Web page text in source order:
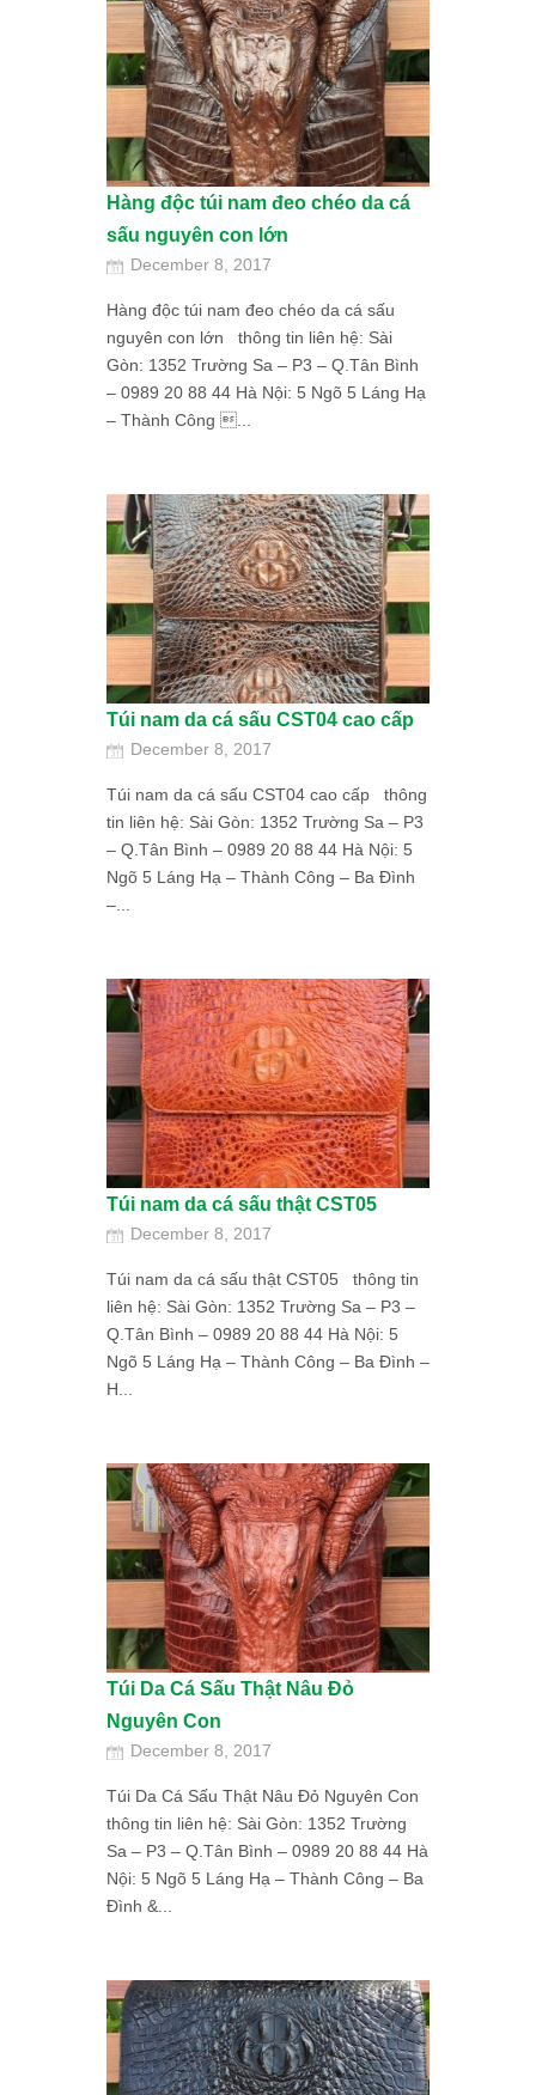
Hàng độc túi nam đeo chéo da cá
sấu nguyên con lớn
December 8, 2017
Hàng độc túi nam đeo chéo da cá sấu
nguyên con lớn thông tin liên hệ: Sài
Gòn: 1352 Trường Sa – P3 – Q.Tân Bình
– 0989 20 88 44 Hà Nội: 5 Ngõ 5 Láng Hạ
– Thành Công ...
Túi nam da cá sấu CST04 cao cấp
December 8, 2017
Túi nam da cá sấu CST04 cao cấp thông
tin liên hệ: Sài Gòn: 1352 Trường Sa – P3
– Q.Tân Bình – 0989 20 88 44 Hà Nội: 5
Ngõ 5 Láng Hạ – Thành Công – Ba Đình
–...
Túi nam da cá sấu thật CST05
December 8, 2017
Túi nam da cá sấu thật CST05 thông tin
liên hệ: Sài Gòn: 1352 Trường Sa – P3 –
Q.Tân Bình – 0989 20 88 44 Hà Nội: 5
Ngõ 5 Láng Hạ – Thành Công – Ba Đình –
H...
Túi Da Cá Sấu Thật Nâu Đỏ
Nguyên Con
December 8, 2017
Túi Da Cá Sấu Thật Nâu Đỏ Nguyên Con
thông tin liên hệ: Sài Gòn: 1352 Trường
Sa – P3 – Q.Tân Bình – 0989 20 88 44 Hà
Nội: 5 Ngõ 5 Láng Hạ – Thành Công – Ba
Đình &...